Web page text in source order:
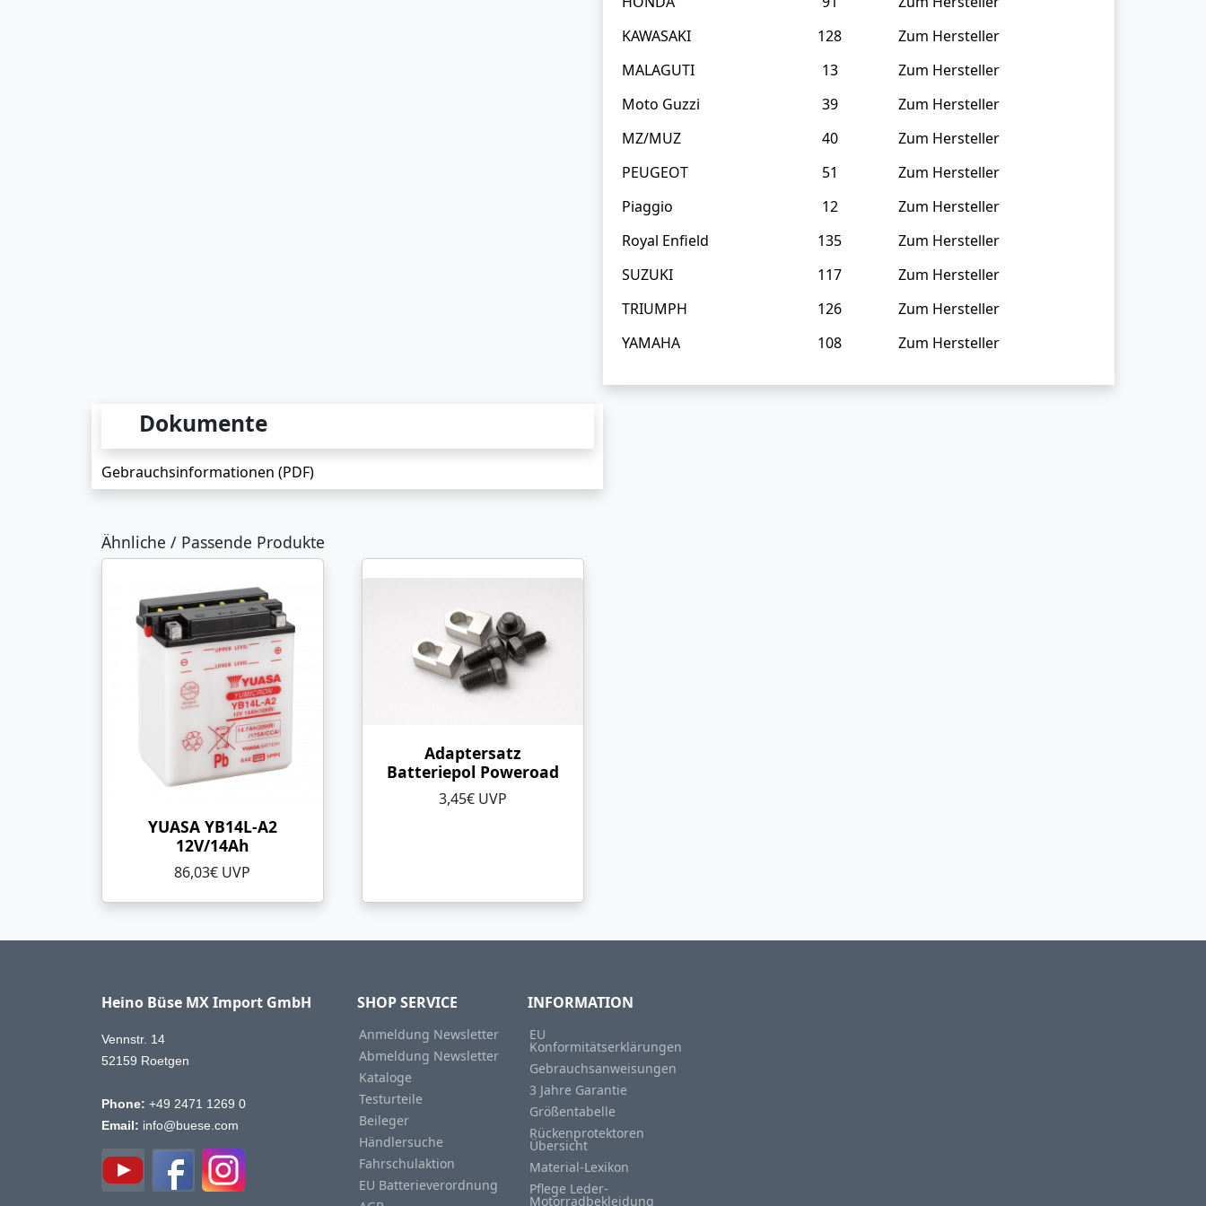
KAWASAKI
128
Zum Hersteller
MALAGUTI
13
Zum Hersteller
Moto Guzzi
39
Zum Hersteller
MZ/MUZ
40
Zum Hersteller
PEUGEOT
51
Zum Hersteller
Piaggio
12
Zum Hersteller
Royal Enfield
135
Zum Hersteller
SUZUKI
117
Zum Hersteller
TRIUMPH
126
Zum Hersteller
YAMAHA
108 Zum Hersteller
Dokumente
Gebrauchsinformationen (PDF)
Ähnliche / Passende Produkte
YUASA YB14L-A2
12V/14Ah
86,03€ UVP
Adaptersatz
Batteriepol Poweroad
3,45€ UVP
Heino Büse MX Import GmbH
Vennstr. 14
52159 Roetgen
Phone: +49 2471 1269 0
Email: info@buese.com
SHOP SERVICE
Anmeldung Newsletter
Abmeldung Newsletter
Kataloge
Testurteile
Beileger
Händlersuche
Fahrschulaktion
EU Batterieverordnung
INFORMATION
EU
Konformitätserklärungen
Gebrauchsanweisungen
3 Jahre Garantie
Größentabelle
Rückenprotektoren
Übersicht
Material-Lexikon
Pflege Leder-
Motorradbekleidung